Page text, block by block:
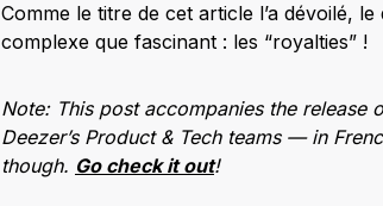
Comme le titre de cet article l’a dévoilé,
complexe que fascinant : les “royalties” !
Note: This post accompanies the release
Deezer’s Product & Tech teams — in
though. Go check it out!